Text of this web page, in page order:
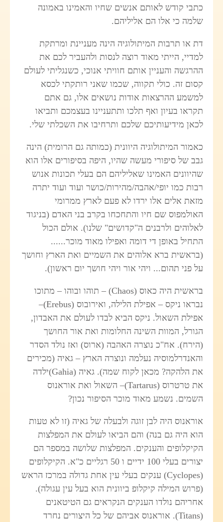
כתבי קודש לאותם אנשים שחיו והאמינו באמונה
שלמה כי אלו הם אליליהם.
דת או תרבות המיתולוגיה הינה מעניינת ומרתקת
למדיי, הייתי מאוד רוצה לנסות ולהעביר לכם את
ההרגשה והעניין אותם חוויתי אנוכי, כשנגליתי לעולם
קסום זה. כולי תקווה, שכמו שאני רותקתי לכסא
למשמע ההרצאות אודות נושאים אלו, גם אתם
תקראו בעיון ואף תלכו ותתעניינו בעצמכם ותביאו
לכאן מידיעותיכם שלכם ותרחיבו את השכלתי שלי.
כאמור המיתולוגיה היוונית (כמותה גם הרומית) הינה
גבב של סיפורי מעשה שהיו, היפה בסיפורים אלו הוא
שהיוונים האמינו שאליליהם הם בעלי תכונות אנוש
רבות כמו יופי/אהבה/מהירות/כושר ועוד ועוד יתרה
מזאת אלים אלו ירדו לא פעם לארץ ממרומי
האולמפוס שם חיו והתחכחו בקרב בני האדם (בניגוד
לאלוהים ולרבנים ה"קדושים" שלנו). אולם הכול
התחיל באופן די דומה ואפילו מאוד מוכר......
(בראשית ברא אלוהים את השמיים ואת הארץ וחושך
על פני תהום... ויהי אור ויהי חושך יום ראשון).
בראשית היה כאוס (Chaos) – תוהו ובוהו – מתוכו
נבראו ניקס – אפילת הלילה, ואירובוס (Erebus
)–
אפילת השאול. ניקס הביא לבדו לעולם את האבדון,
הגורל, המוות השינה החלומות ואת אור החושך
(הירח). אח"כ נוצרה האהבה (ארוס) ואז נולד הסדר
והאנדרלמוסיה נעלמה ונוצרה הארץ – גאיה (מכירים
את הלהקה? מכאן לקוח שמה). גאיה (Gahia)ילדה
את טרטרוס (Tartarus)– השאול ואת אוראנוס
השמים. נשמע מאוד מוכר הסיפור נכון?
אוראנוס היה לבן זוגה ולבעלה של גאיה (זו לא טעות
הוא היה גם בנה) והם הביאו לעולם את המפלצות
הקיקלופים והענקים. המפלצות שלושה במספר הם
יצורים בעלי 100 ידיים ו 50 רגליים כ"א. הקיקלופים
(
Cyclopes) ענקים בעלי עין אחת גדולה במרכז הראש
(פרוש המילה קיקלופ ביוונית הוא בעל עין עגולה).
אחריהם נולדו הענקים הנקראים גם הטיטאנים
(
Titans). אוראנוס אביהם של כל היצורים נחרד